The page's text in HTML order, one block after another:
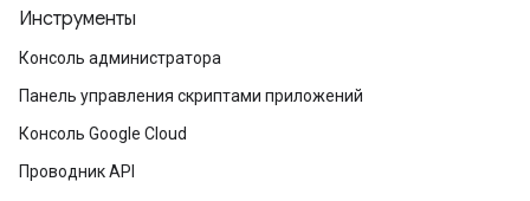
Инструменты
Консоль администратора
Панель управления скриптами приложений
Консоль Google Cloud
Проводник API